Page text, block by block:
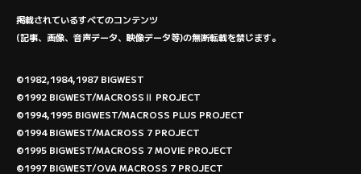
掲載されているすべてのコンテンツ
(記事、画像、音声データ、映像データ等)の無断転載を禁じます。
©1982,1984,1987 BIGWEST
©1992 BIGWEST/MACROSSⅡ PROJECT
©1994,1995 BIGWEST/MACROSS PLUS PROJECT
©1994 BIGWEST/MACROSS 7 PROJECT
©1995 BIGWEST/MACROSS 7 MOVIE PROJECT
©1997 BIGWEST/OVA MACROSS 7 PROJECT